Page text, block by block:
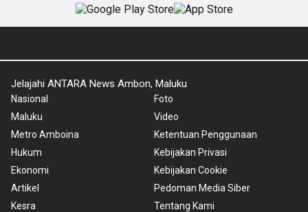
Jelajahi ANTARA News Ambon, Maluku
Nasional
Maluku
Metro Amboina
Hukum
Ekonomi
Artikel
Kesra
Foto
Video
Ketentuan Penggunaan
Kebijakan Privasi
Kebijakan Cookie
Pedoman Media Siber
Tentang Kami